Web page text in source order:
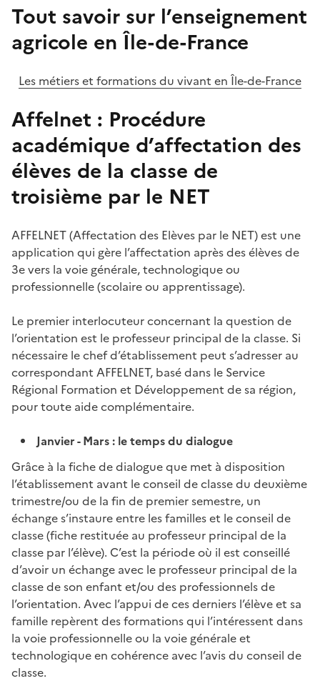
Tout savoir sur l’enseignement
agricole en Île-de-France
Les métiers et formations du vivant en Île-de-France
Affelnet : Procédure
académique d’affectation des
élèves de la classe de
troisième par le NET
AFFELNET (Affectation des Elèves par le NET) est une
application qui gère l’affectation après des élèves de
3e vers la voie générale, technologique ou
professionnelle (scolaire ou apprentissage).
Le premier interlocuteur concernant la question de
l’orientation est le professeur principal de la classe. Si
nécessaire le chef d’établissement peut s’adresser au
correspondant AFFELNET, basé dans le Service
Régional Formation et Développement de sa région,
pour toute aide complémentaire.
Janvier - Mars : le temps du dialogue
Grâce à la fiche de dialogue que met à disposition
l’établissement avant le conseil de classe du deuxième
trimestre/ou de la fin de premier semestre, un
échange s’instaure entre les familles et le conseil de
classe (fiche restituée au professeur principal de la
classe par l’élève). C’est la période où il est conseillé
d’avoir un échange avec le professeur principal de la
classe de son enfant et/ou des professionnels de
l’orientation. Avec l’appui de ces derniers l’élève et sa
famille repèrent des formations qui l’intéressent dans
la voie professionnelle ou la voie générale et
technologique en cohérence avec l’avis du conseil de
classe.